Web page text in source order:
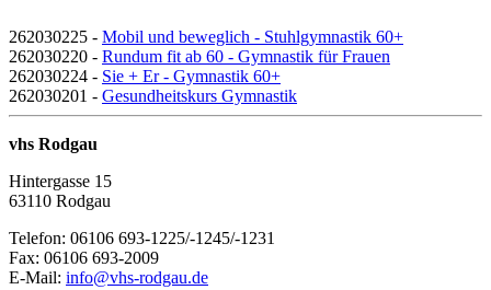
262030225 - Mobil und beweglich - Stuhlgymnastik 60+
262030220 - Rundum fit ab 60 - Gymnastik für Frauen
262030224 - Sie + Er - Gymnastik 60+
262030201 - Gesundheitskurs Gymnastik
vhs Rodgau
Hintergasse 15
63110 Rodgau
Telefon: 06106 693-1225/-1245/-1231
Fax: 06106 693-2009
E-Mail: info@vhs-rodgau.de